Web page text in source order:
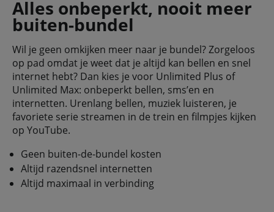
Alles onbeperkt, nooit meer
buiten-bundel
Wil je geen omkijken meer naar je bundel? Zorgeloos
op pad omdat je weet dat je altijd kan bellen en snel
internet hebt? Dan kies je voor Unlimited Plus of
Unlimited Max: onbeperkt bellen, sms’en en
internetten. Urenlang bellen, muziek luisteren, je
favoriete serie streamen in de trein en filmpjes kijken
op YouTube.
Geen buiten-de-bundel kosten
Altijd razendsnel internetten
Altijd maximaal in verbinding